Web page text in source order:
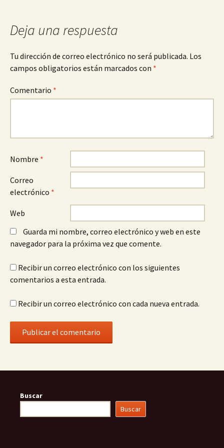
entradas
Deja una respuesta
Tu dirección de correo electrónico no será publicada. Los
campos obligatorios están marcados con *
Comentario *
Nombre *
Correo
electrónico *
Web
Guarda mi nombre, correo electrónico y web en este
navegador para la próxima vez que comente.
Recibir un correo electrónico con los siguientes
comentarios a esta entrada.
Recibir un correo electrónico con cada nueva entrada.
Buscar
Buscar